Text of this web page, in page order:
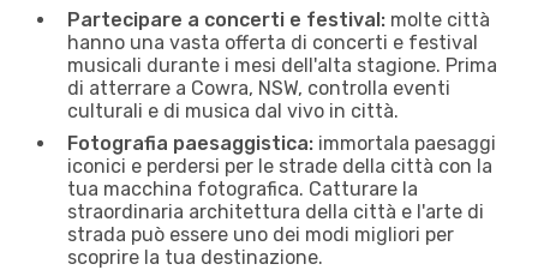
Partecipare a concerti e festival: molte città
hanno una vasta offerta di concerti e festival
musicali durante i mesi dell'alta stagione. Prima
di atterrare a Cowra, NSW, controlla eventi
culturali e di musica dal vivo in città.
Fotografia paesaggistica: immortala paesaggi
iconici e perdersi per le strade della città con la
tua macchina fotografica. Catturare la
straordinaria architettura della città e l'arte di
strada può essere uno dei modi migliori per
scoprire la tua destinazione.